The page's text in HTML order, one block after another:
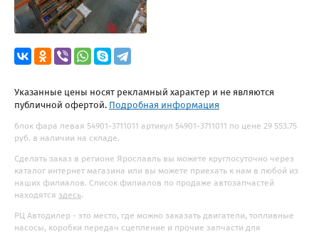
Указанные цены носят рекламный характер и не являются
публичной офертой. Подробная информация
блок фара левая 54901-3711011 артикул 54901-3711011 по цене 29 553.75
руб. в наличии на складе.
Сделать заказ в регионе Ярославль вы можете круглосуточно через
каталог интернет магазина или вы можете приехать к нам в любой из
наших филиалов. Список филиалов по продаже автозапчастей
находятся здесь.
РЦ Автодилер - это место, где можно заказать двигатели, топливные
насосы, коробки передач сцепление и прочие запчасти для